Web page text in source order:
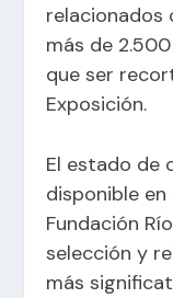
relacionados
más de
que ser
Exposición.
El estado de
disponible
Fundación
selección y
más